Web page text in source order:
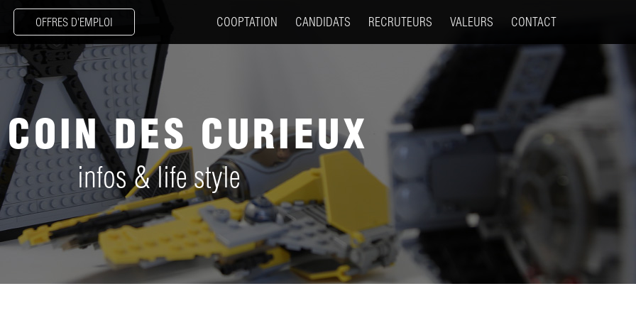
OFFRES D'EMPLOI COOPTATION CANDIDATS RECRUTEURS VALEURS CONTACT
DES CURIEUX
infos & life style